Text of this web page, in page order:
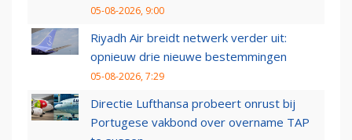
05-08-2026, 9:00
Riyadh Air breidt netwerk verder uit:
opnieuw drie nieuwe bestemmingen
05-08-2026, 7:29
Directie Lufthansa probeert onrust bij
Portugese vakbond over overname TAP